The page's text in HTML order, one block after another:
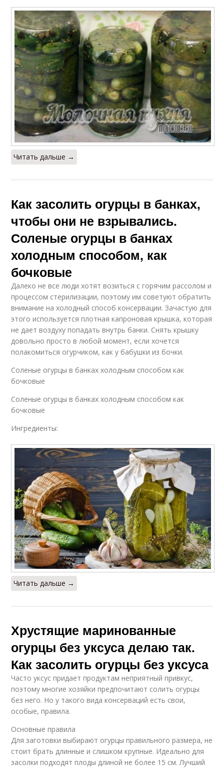
Читать дальше →
Как засолить огурцы в банках,
чтобы они не взрывались.
Соленые огурцы в банках
холодным способом, как
бочковые
Далеко не все люди хотят возиться с горячим рассолом и
процессом стерилизации, поэтому им советуют обратить
внимание на холодный способ консервации. Зачастую для
этого используется плотная капроновая крышка, которая
не дает воздуху попадать внутрь банки. Снять крышку
довольно просто в любой момент, если хочется
полакомиться огурчиком, как у бабушки из бочки.
Соленые огурцы в банках холодным способом как
бочковые
Соленые огурцы в банках холодным способом как
бочковые
Ингредиенты:
Читать дальше →
Хрустящие маринованные
огурцы без уксуса делаю так.
Как засолить огурцы без уксуса
Часто уксус придает продуктам неприятный привкус,
поэтому многие хозяйки предпочитают солить огурцы
без него. Но у такого вида консерваций есть свои,
особые, правила.
Основные правила
Для заготовки выбирают огурцы правильного размера, не
стоит брать длинные и слишком крупные. Идеально для
засолки подходят плоды длиной не более 15 см. Лучший